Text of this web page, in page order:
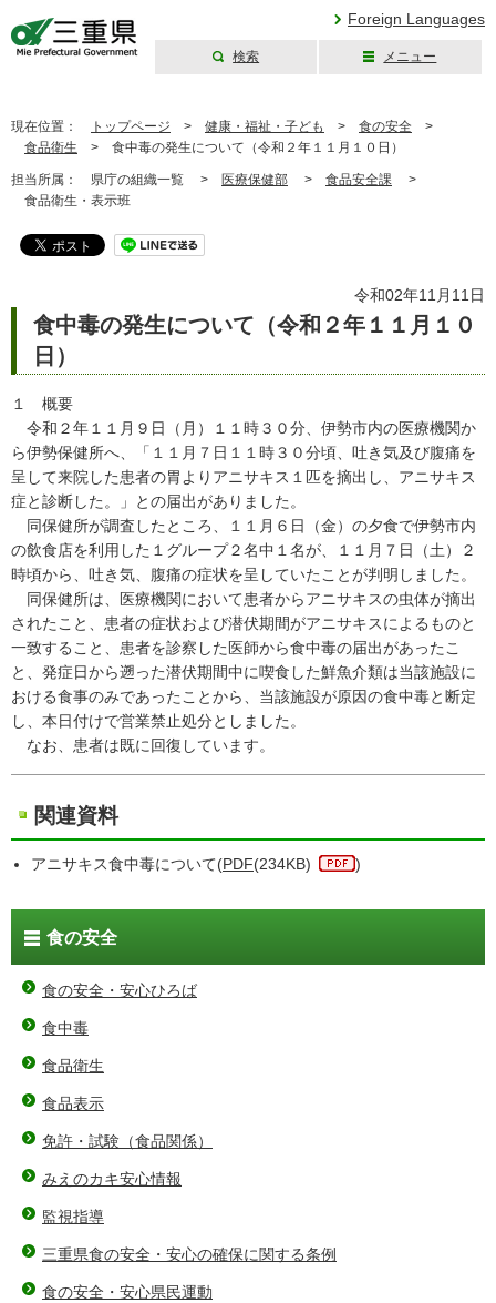
Foreign Languages
検索 メニュー
現在位置： トップページ > 健康・福祉・子ども > 食の安全 >
食品衛生 > 食中毒の発生について（令和２年１１月１０日）
担当所属： 県庁の組織一覧 > 医療保健部 > 食品安全課 >
食品衛生・表示班
令和02年11月11日
食中毒の発生について（令和２年１１月１０
日）
１ 概要
令和２年１１月９日（月）１１時３０分、伊勢市内の医療機関か
ら伊勢保健所へ、「１１月７日１１時３０分頃、吐き気及び腹痛を
呈して来院した患者の胃よりアニサキス１匹を摘出し、アニサキス
症と診断した。」との届出がありました。
同保健所が調査したところ、１１月６日（金）の夕食で伊勢市内
の飲食店を利用した１グループ２名中１名が、１１月７日（土）２
時頃から、吐き気、腹痛の症状を呈していたことが判明しました。
同保健所は、医療機関において患者からアニサキスの虫体が摘出
されたこと、患者の症状および潜伏期間がアニサキスによるものと
一致すること、患者を診察した医師から食中毒の届出があったこ
と、発症日から遡った潜伏期間中に喫食した鮮魚介類は当該施設に
おける食事のみであったことから、当該施設が原因の食中毒と断定
し、本日付けで営業禁止処分としました。
なお、患者は既に回復しています。
関連資料
アニサキス食中毒について(PDF(234KB) )
食の安全
食の安全・安心ひろば
食中毒
食品衛生
食品表示
免許・試験（食品関係）
みえのカキ安心情報
監視指導
三重県食の安全・安心の確保に関する条例
食の安全・安心県民運動